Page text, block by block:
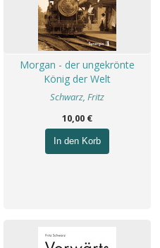
Morgan - der ungekrönte
König der Welt
Schwarz, Fritz
10,00 €
In den Korb